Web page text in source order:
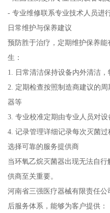
- 专业维修联系专业技术人员进
日常维护与保养建议
预防胜于治疗，定期维护保养
生：
1. 日常清洁保持设备内外清洁
2. 定期检查按照制造商建议的
器等
3. 专业校准定期由专业人员对
4. 记录管理详细记录每次灭菌
选择可靠的服务提供商
当环氧乙烷灭菌器出现无法自
供商至关重要。
河南省三强医疗器械有限责任
后服务体系，能够为客户提供：